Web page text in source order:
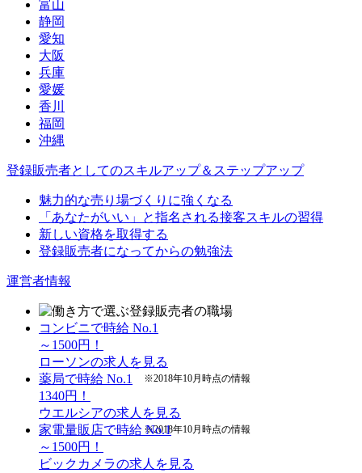
富山
静岡
愛知
大阪
兵庫
愛媛
香川
福岡
沖縄
登録販売者としてのスキルアップ＆ステップアップ
魅力的な売り場づくりに強くなる
「あなたがいい」と指名される接客スキルの習得
新しい資格を取得する
登録販売者になってからの勉強法
運営者情報
コンビニで時給 No.1
～1500円！
ローソンの求人を見る
※2018年10月時点の情報
薬局で時給 No.1
1340円！
ウエルシアの求人を見る
※2018年10月時点の情報
家電量販店で時給 No.1
～1500円！
ビックカメラの求人を見る